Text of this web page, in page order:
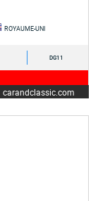
ROYAUME-UNI
DG11
carandclassic.com